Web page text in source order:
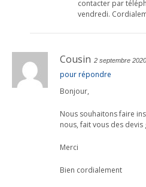
contacter par
vendredi.
Cousin 2 septembre 2020
pour répondre
Bonjour,
Nous souhaitons faire
nous, fait vous des devis
Merci
Bien cordialement